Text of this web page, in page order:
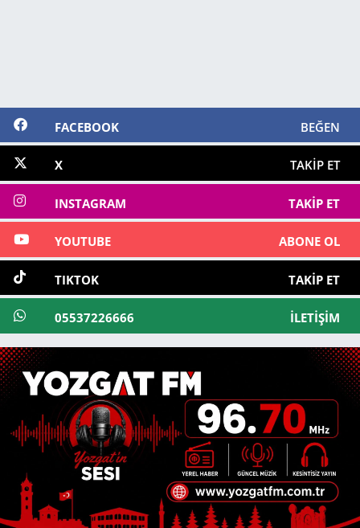
FACEBOOK BEĞEN
X TAKIP ET
INSTAGRAM TAKIP ET
YOUTUBE ABONE OL
TIKTOK TAKIP ET
05537226666 İLETIŞIM